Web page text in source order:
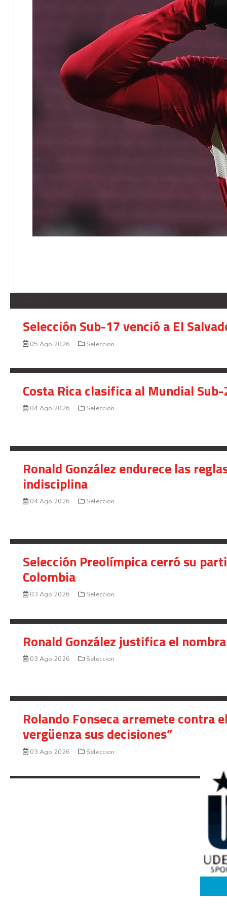
Selección Sub-17 venció a El
05 Ago 2026 Seleccion
Costa Rica clasifica al Mundial
04 Ago 2026 Seleccion
Ronald González endurece las
indisciplina
04 Ago 2026 Seleccion
Selección Preolímpica cerró su
Colombia
03 Ago 2026 Seleccion
Ronald González justifica el
03 Ago 2026 Seleccion
Rolando Fonseca arremete contra
vergüenza sus decisiones”
03 Ago 2026 Seleccion